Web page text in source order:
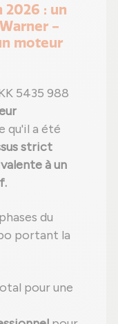
: un
-
moteur
5435 988
qu'il a été
strict
à un
du
portant la
pour une